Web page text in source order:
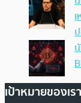
เป้าหมายของเรา